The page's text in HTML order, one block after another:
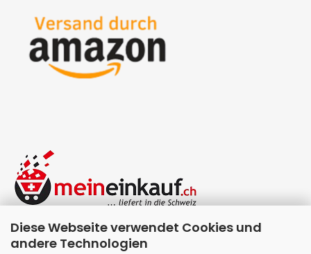
Diese Webseite verwendet Cookies und
andere Technologien